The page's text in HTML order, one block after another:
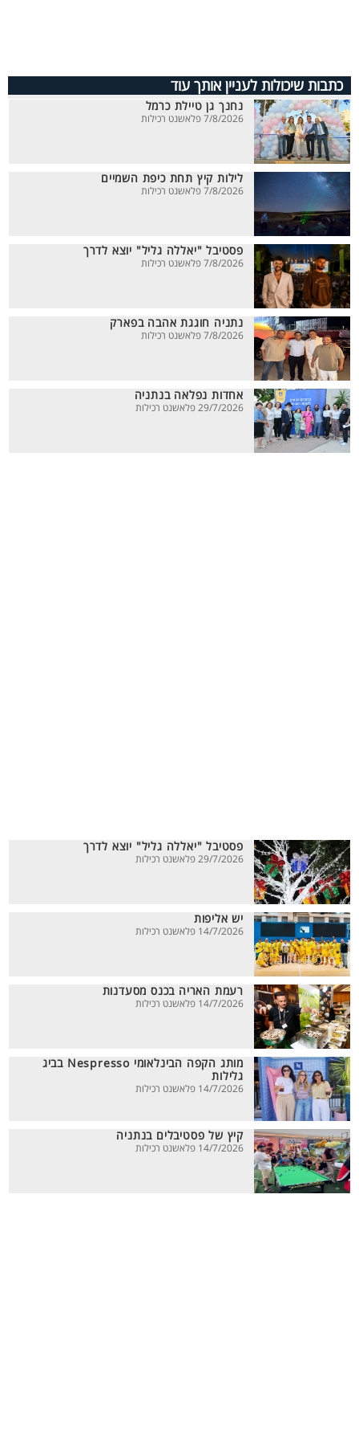
כתבות שיכולות לעניין אותך עוד
נחנך גן טיילת כרמל
7/8/2026 פלאשנט רכילות
לילות קיץ תחת כיפת השמיים
7/8/2026 פלאשנט רכילות
פסטיבל "יאללה גליל" יוצא לדרך
7/8/2026 פלאשנט רכילות
נתניה חוגגת אהבה בפארק
7/8/2026 פלאשנט רכילות
אחדות נפלאה בנתניה
29/7/2026 פלאשנט רכילות
פסטיבל "יאללה גליל" יוצא לדרך
29/7/2026 פלאשנט רכילות
יש אליפות
14/7/2026 פלאשנט רכילות
רעמת האריה בכנס מסעדנות
14/7/2026 פלאשנט רכילות
מותג הקפה הבינלאומי Nespresso בביג
גלילות
14/7/2026 פלאשנט רכילות
קיץ של פסטיבלים בנתניה
14/7/2026 פלאשנט רכילות